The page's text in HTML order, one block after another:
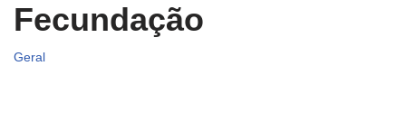
Fecundação
Geral